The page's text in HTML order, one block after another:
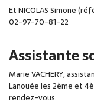
Et NICOLAS Simone
02-97-70-81-22
Assistante
Marie VACHERY,
Lanouée les 2ème et
rendez-vous.